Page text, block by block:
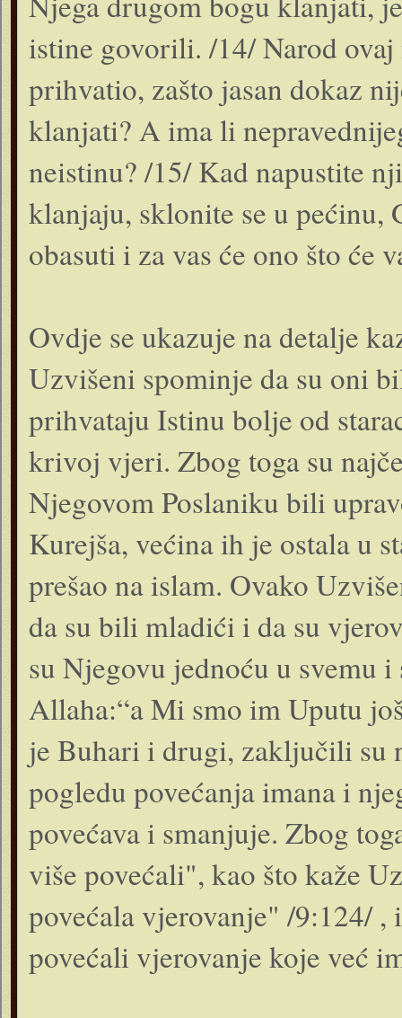
istine govorili. /14/ Narod
prihvatio, zašto jasan dokaz
klanjati? A ima li
neistinu? /15/ Kad napustite
klanjaju, sklonite se u pećinu,
obasuti i za vas će ono što
Ovdje se ukazuje na detalje
Uzvišeni spominje da su oni
prihvataju Istinu bolje od
krivoj vjeri. Zbog toga su
Njegovom Poslaniku bili
Kurejša, većina ih je ostala u
prešao na islam. Ovako
da su bili mladići i da su
su Njegovu jednoću u svemu
Allaha:“a Mi smo im Uputu
je Buhari i drugi, zaključili su
pogledu povećanja imana i
povećava i smanjuje. Zbog
više povećali", kao što kaže
povećala vjerovanje" /9:124/ ,
povećali vjerovanje koje već